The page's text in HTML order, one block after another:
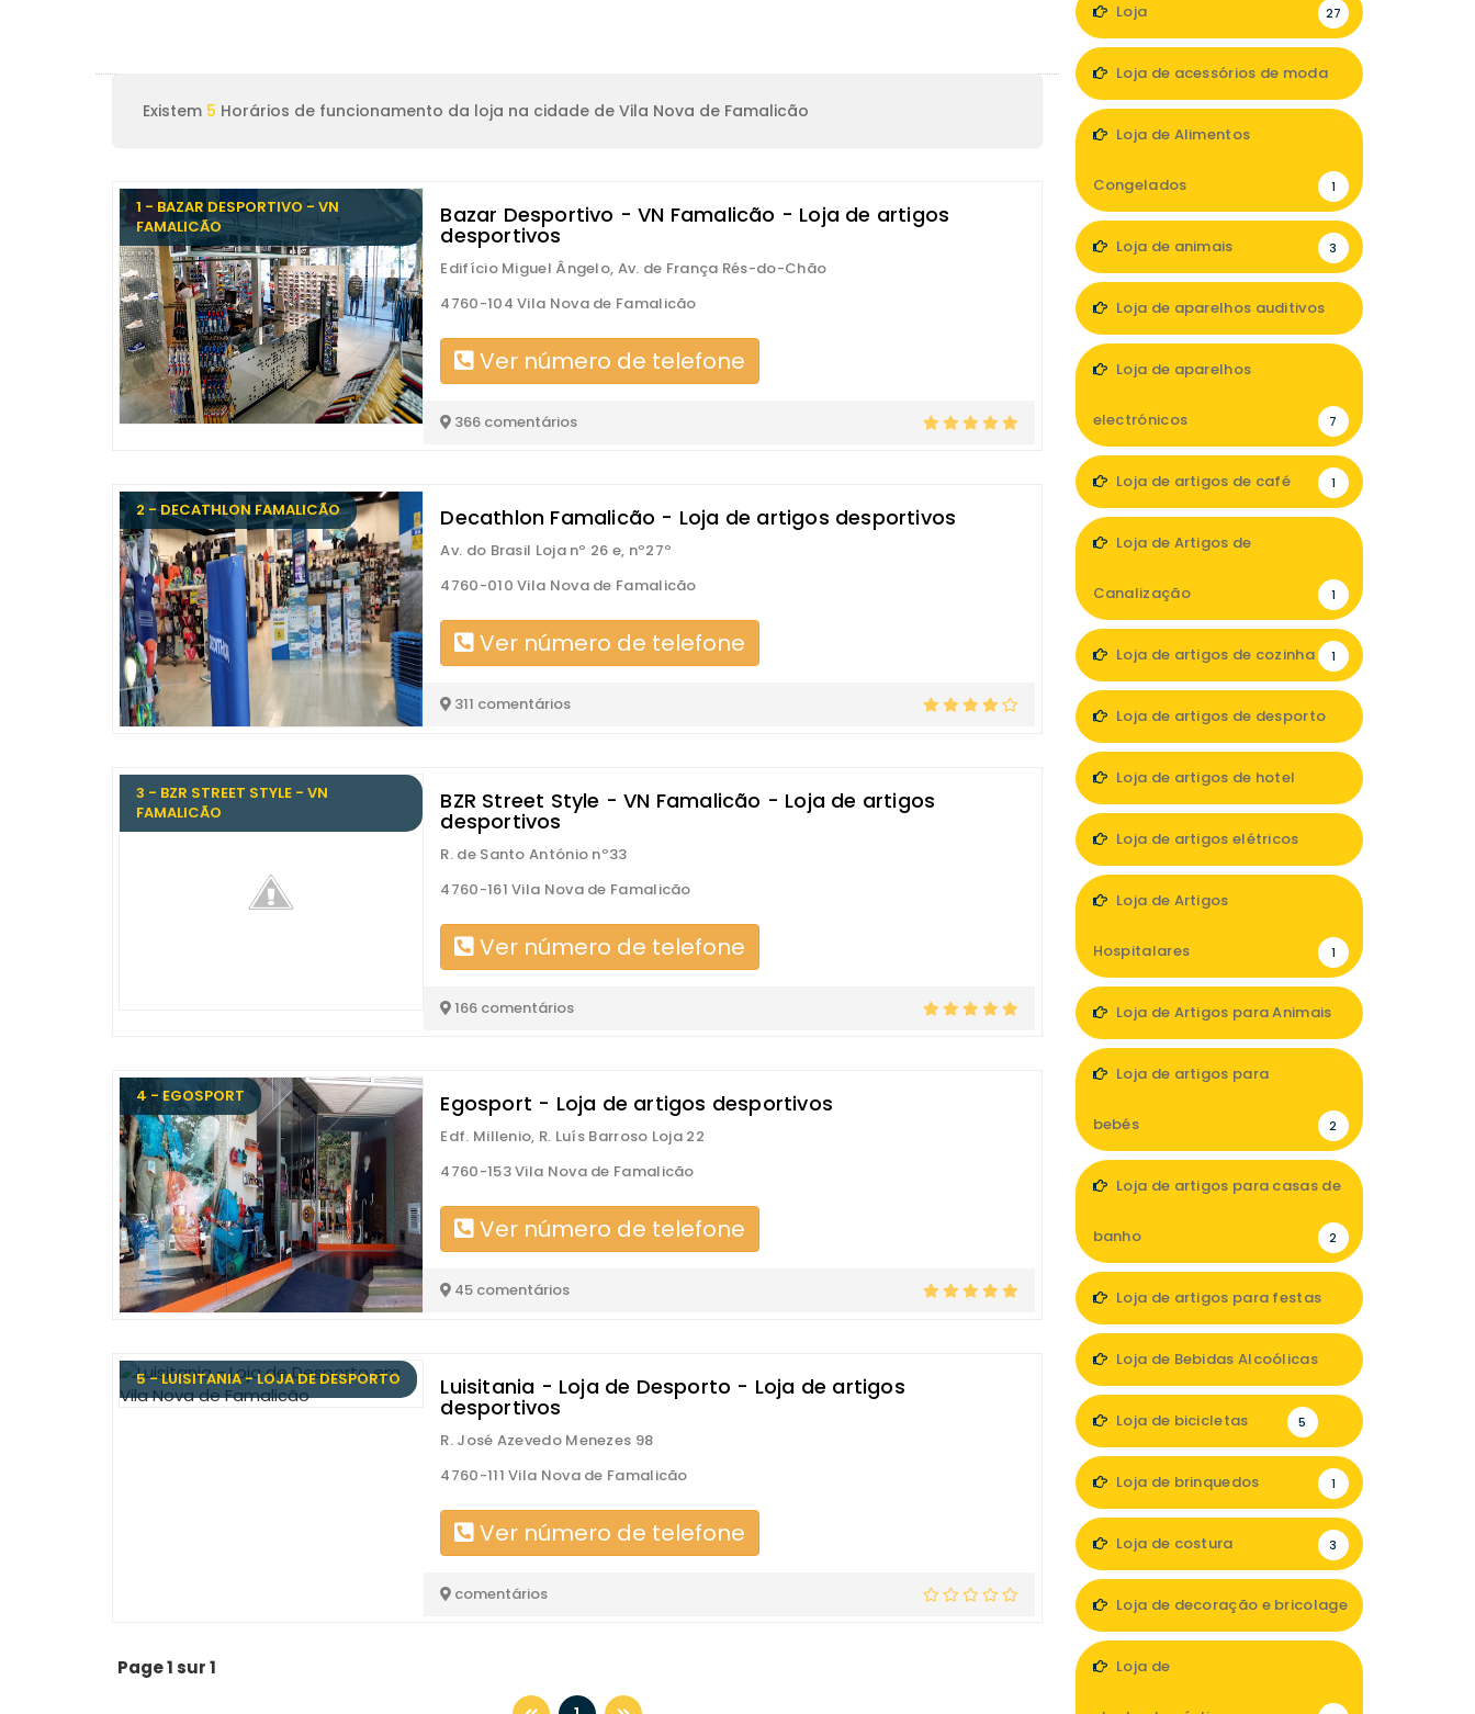
Existem 5 Horários de funcionamento da loja na cidade de Vila Nova de Famalicão
1 - BAZAR DESPORTIVO - VN
FAMALICÃO
Bazar Desportivo - VN Famalicão - Loja de artigos
desportivos
Edifício Miguel Ângelo, Av. de França Rés-do-Chão
4760-104 Vila Nova de Famalicão
Ver número de telefone
366 comentários
2 - DECATHLON FAMALICÃO Decathlon Famalicão - Loja de artigos desportivos
Av. do Brasil Loja nº 26 e, nº27º
4760-010 Vila Nova de Famalicão
Ver número de telefone
311 comentários
3 - BZR STREET STYLE - VN
FAMALICÃO
BZR Street Style - VN Famalicão - Loja de artigos
desportivos
R. de Santo António nº33
4760-161 Vila Nova de Famalicão
Ver número de telefone
166 comentários
4 - EGOSPORT Egosport - Loja de artigos desportivos
Edf. Millenio, R. Luís Barroso Loja 22
4760-153 Vila Nova de Famalicão
Ver número de telefone
45 comentários
5 - LUISITANIA - LOJA DE DESPORTO Luisitania - Loja de Desporto - Loja de artigos
desportivos
R. José Azevedo Menezes 98
4760-111 Vila Nova de Famalicão
Ver número de telefone
comentários
Page 1 sur 1
Loja 27
Loja de acessórios de moda
Loja de Alimentos
Congelados 1
Loja de animais 3
Loja de aparelhos auditivos
Loja de aparelhos
electrónicos 7
Loja de artigos de café 1
Loja de Artigos de
Canalização 1
Loja de artigos de cozinha 1
Loja de artigos de desporto
Loja de artigos de hotel
Loja de artigos elétricos
Loja de Artigos
Hospitalares 1
Loja de Artigos para Animais
Loja de artigos para
bebés 2
Loja de artigos para casas de
banho 2
Loja de artigos para festas
Loja de Bebidas Alcoólicas
Loja de bicicletas 5
Loja de brinquedos 1
Loja de costura 3
Loja de decoração e bricolage
Loja de